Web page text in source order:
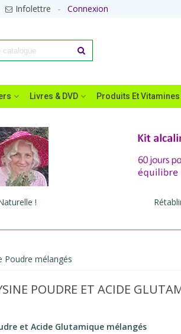
Infolettre Connexion
Livres & DVD Produits Et Vitamines
!
Poudre mélangés
POUDRE ET ACIDE
et Acide Glutamique mélangés